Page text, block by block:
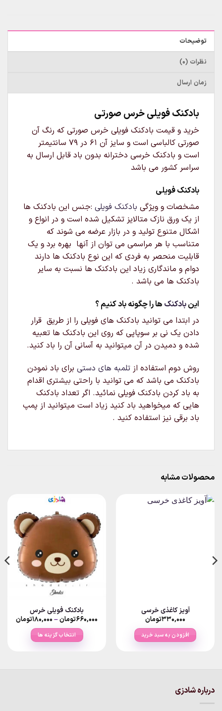
توضیحات
نظرات (0)
زمان ارسال
بادکنک فویلی خرس صورتی
خرید و قیمت بادکنک فویلی خرس صورتی که رنگ آن
صورتی کالباسی است و سایز آن 61 در 79 سانتیمتر
است و بادکنک خرسی دخترانه بدون باد قابل ارسال به
سراسر کشور می باشد
بادکنک فویلی
مشخصات و ویژگی بادکنک فویلی :جنس این بادکنک ها
از یک ورق نازک متالایز تشکیل شده است و در انواع و
اشکال متنوع تولید و در بازار عرضه می شوند که
متناسب با هر مراسمی می توان از آنها بهره برد و یک
قابلیت منحصر به فردی که این نوع بادکنک ها دارند
دوام و ماندگاری زیاد این بادکنک ها نسبت به سایر
بادکنک ها می باشد .
اینبادکنک ها را چگونه باد کنیم ؟
در ابتدا می توانید بادکنک های فویلی را از طریق قرار
دادن یک نی بر سوپاپی که روی این بادکنک ها تعبیه
شده و دمیدن در آن میتوانید به آسانی آن را باد کنید.
روش دوم استفاده از تلمبه های دستی برای باد نمودن
بادکنک می باشد که می توانید با راحتی بیشتری اقدام
به باد کردن بادکنک فویلی نمائید. اگر تعداد بادکنک
هایی که میخواهید باد کنید زیاد است میتوانید از پمپ
باد برقی نیز استفاده کنید .
محصولات مشابه
آویز کاغذی خرسی
۳۳۰,۰۰۰تومان
افزودن به سبد خرید
بادکنک فویلی خرس
۶۶۰,۰۰۰تومان–۱۸۰,۰۰۰تومانPrice
انتخاب گزینه ها
درباره شادزی